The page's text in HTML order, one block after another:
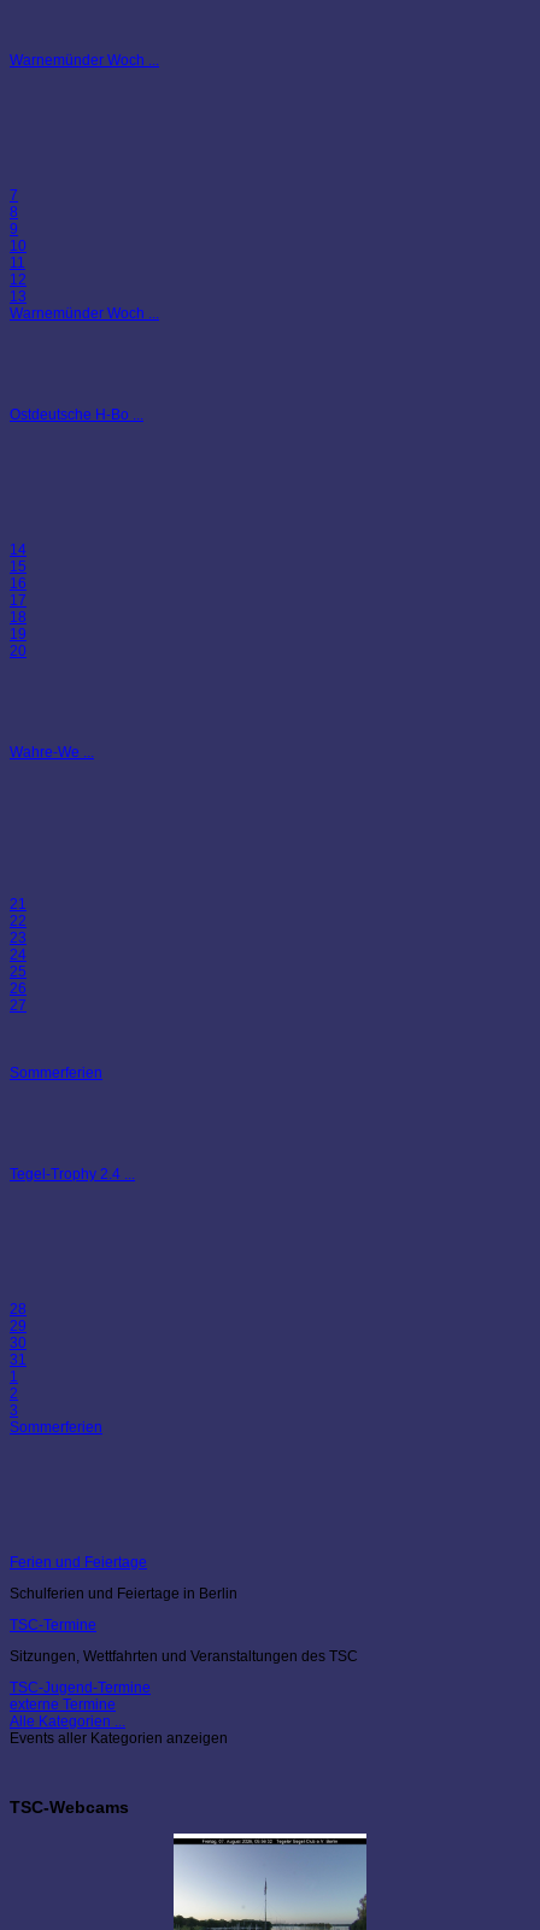
Warnemünder Woch ...
7
8
9
10
11
12
13
Warnemünder Woch ...
Ostdeutsche H-Bo ...
14
15
16
17
18
19
20
Wahre-We ...
21
22
23
24
25
26
27
Sommerferien
Tegel-Trophy 2.4 ...
28
29
30
31
1
2
3
Sommerferien
Ferien und Feiertage
Schulferien und Feiertage in Berlin
TSC-Termine
Sitzungen, Wettfahrten und Veranstaltungen des TSC
TSC-Jugend-Termine
externe Termine
Alle Kategorien ...
Events aller Kategorien anzeigen
TSC-Webcams